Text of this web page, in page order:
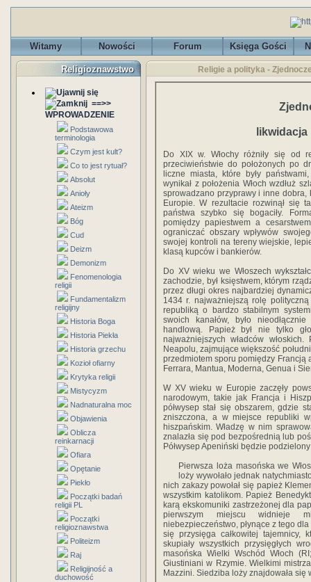
Witamy Nowości Forum Księga Gości
Religioznawstwo
==>>
WPROWADZENIE
Podstawowa
terminologia
Czym jest kult?
Co to jest rytuał?
Absolut
Anioły
Ateizm
Bóg
Cud
Deizm
Demonizm
Fenomenologia
religii
Fundamentalizm
religijny
Historia Boga
Historia Piekła
Historia grzechu
Kozioł ofiarny
Krytyka religii
Mistycyzm
Nadnaturalna moc
Objawienia
Oblicza
reinkarnacji
Ofiara
Opętanie
Piekło
Początki badań
religii PL
Początki
religioznawstwa
Politeizm
Raj
Religijność a
duchowość
Religie a polityka -
Do XIX w. Włochy różniły się od
przeciwieństwie do położonych po
liczne miasta, które były
wynikał z położenia Włoch wzdłuż
sprowadzano przyprawy i inne dobra,
Europie. W rezultacie rozwinął się
państwa szybko się bogaciły.
pomiędzy papiestwem a
ograniczać obszary wpływów
swojej kontroli na tereny wiejskie,
klasą kupców i bankierów.
Do XV wieku we Włoszech
zachodzie, był księstwem, którym
przez długi okres najbardziej
1434 r. najważniejszą rolę polityczną
republiką o bardzo stabilnym
swoich kanałów, było
handlową. Papież był nie tylko
najważniejszych władców
Neapolu, zajmujące większość
przedmiotem sporu pomiędzy Francją
Ferrara, Mantua, Moderna, Genua i
W XV wieku w Europie zaczęły
narodowym, takie jak Francja i
półwysep stał się obszarem, gdzie
zniszczona, a w miejsce republiki
hiszpańskim. Władzę w nim
znalazła się pod bezpośrednią lub
Półwysep Apeniński będzie
Pierwsza loża masońska we
loży wywołało jednak
nich zakazy powołał się papież
wszystkim katolikom. Papież
karą ekskomuniki zastrzeżonej dla
pierwszym miejscu widnieje
niebezpieczeństwo, płynące z tego
się przysięga całkowitej tajemnicy,
skupiały wszystkich przysięgłych
masońska Wielki Wschód Włoch
Giustiniani w Rzymie. Wielkimi
Mazzini. Siedziba loży znajdowała